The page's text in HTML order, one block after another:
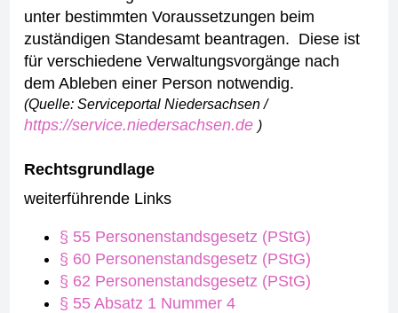
unter bestimmten Voraussetzungen beim
zuständigen Standesamt beantragen. Diese ist
für verschiedene Verwaltungsvorgänge nach
dem Ableben einer Person notwendig.
(Quelle: Serviceportal Niedersachsen /
https://service.niedersachsen.de )
Rechtsgrundlage
weiterführende Links
§ 55 Personenstandsgesetz (PStG)
§ 60 Personenstandsgesetz (PStG)
§ 62 Personenstandsgesetz (PStG)
§ 55 Absatz 1 Nummer 4